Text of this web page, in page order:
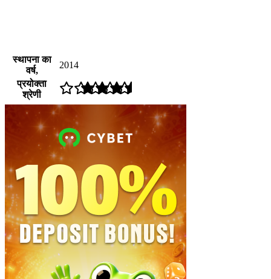
स्थापना का
वर्ष,
2014
प्रयोक्ता
श्रेणी